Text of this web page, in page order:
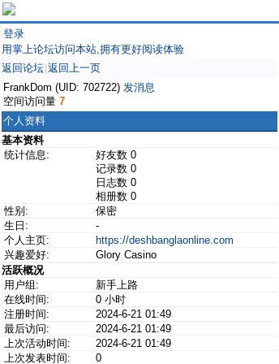
登录
用掌上论坛访问本站,拥有更好阅读体验
返回论坛 返回上一页
FrankDom (UID: 702722) 发消息
空间访问量 7
个人资料
基本资料
统计信息:
好友数 0
记录数 0
日志数 0
相册数 0
性别:
保密
生日:
-
个人主页:
https://deshbanglaonline.com
兴趣爱好:
Glory Casino
活跃概况
用户组:
新手上路
在线时间:
0 小时
注册时间:
2024-6-21 01:49
最后访问:
2024-6-21 01:49
上次活动时间:
2024-6-21 01:49
上次发表时间:
0